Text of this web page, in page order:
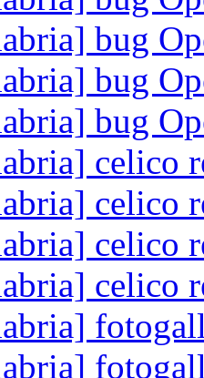
bug
bug
bug
celico
celico
celico
celico